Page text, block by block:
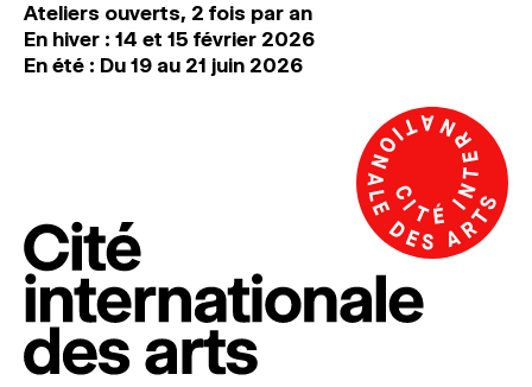
Ateliers ouverts, 2 fois par an
En hiver : 14 et 15 février 2026
En été : Du 19 au 21 juin 2026